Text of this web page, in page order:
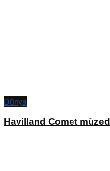
Dünya
Havilland Comet